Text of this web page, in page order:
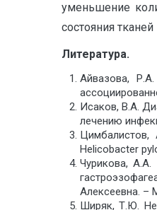
уменьшение
состояния
Литература.
Айвазова,
Исаков, В.А.
лечению
Цимбалистов,
Helicobacter
Чурикова,
Алексеевна. –
Ширяк, Т.Ю.